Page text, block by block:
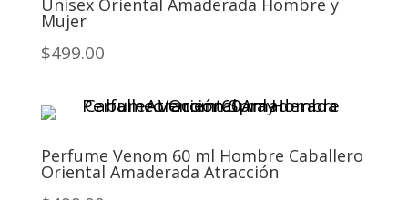
Unisex Oriental Amaderada Hombre y
Mujer
$499.00
Perfume Venom 60 ml Hombre Caballero
Oriental Amaderada Atracción